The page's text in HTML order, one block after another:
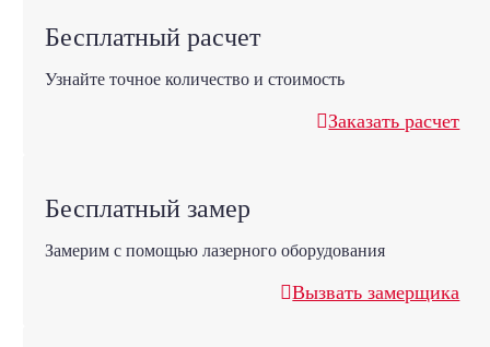
Бесплатный расчет
Узнайте точное количество и стоимость
Заказать расчет
Бесплатный замер
Замерим с помощью лазерного оборудования
Вызвать замерщика